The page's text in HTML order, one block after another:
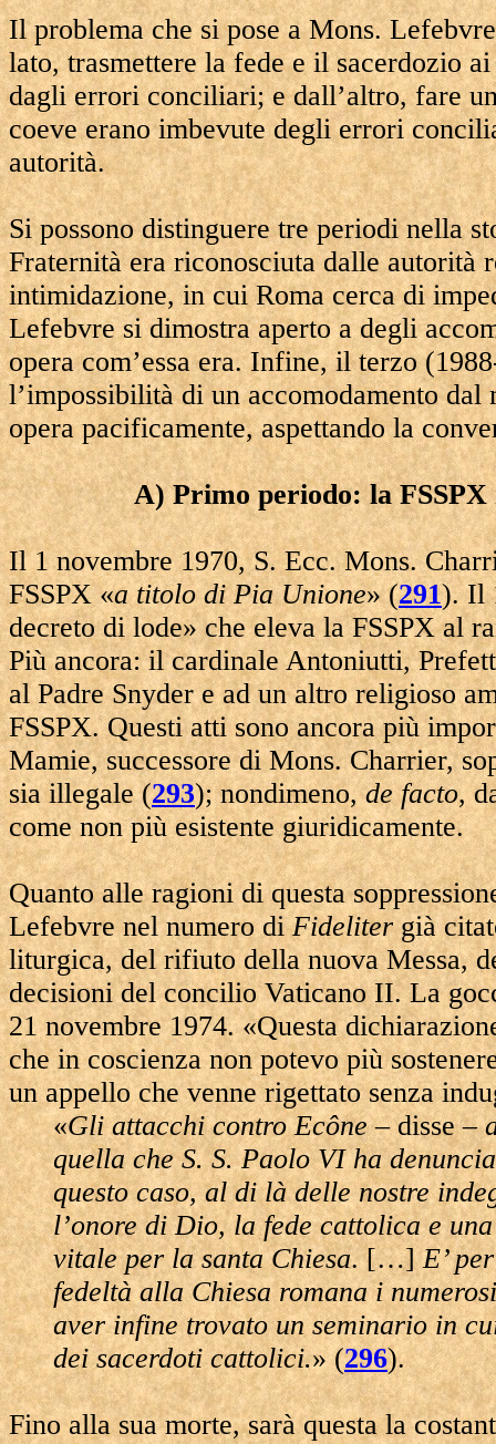
Il problema che si pose a Mons.
lato, trasmettere la fede e il sacerdozio
dagli errori conciliari; e dall’altro, fare
coeve erano imbevute degli errori
autorità.
Si possono distinguere tre periodi nella
Fraternità era riconosciuta dalle autorità
intimidazione, in cui Roma cerca di
Lefebvre si dimostra aperto a degli
opera com’essa era. Infine, il terzo
l’impossibilità di un accomodamento dal
opera pacificamente, aspettando la
A) Primo periodo: la
Il 1 novembre 1970, S. Ecc. Mons.
FSSPX «a titolo di Pia Unione» (291). Il
decreto di lode» che eleva la FSSPX al
Più ancora: il cardinale Antoniutti,
al Padre Snyder e ad un altro religioso
FSSPX. Questi atti sono ancora più
Mamie, successore di Mons. Charrier,
sia illegale (293); nondimeno,de facto,
come non più esistente giuridicamente.
Quanto alle ragioni di questa
Lefebvre nel numero diFidelitergià
liturgica, del rifiuto della nuova Messa,
decisioni del concilio Vaticano II. La
21 novembre 1974. «Questa
che in coscienza non potevo più
un appello che venne rigettato senza
«Gli attacchi contro Ecône– disse –
quella che S. S. Paolo VI ha
questo caso, al di là delle nostre
l’onore di Dio, la fede cattolica e
vitale per la santa Chiesa. […]E’
fedeltà alla Chiesa romana i
aver infine trovato un seminario in
dei sacerdoti cattolici.» (296).
Fino alla sua morte, sarà questa la